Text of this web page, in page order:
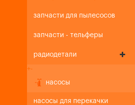
запчасти для пылесосов
запчасти - тельферы
радиодетали
+-
насосы
насосы для перекачки